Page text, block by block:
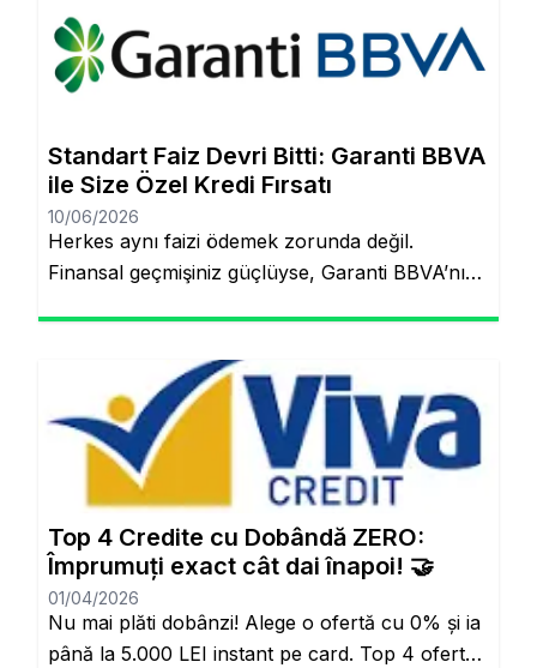
artık çok daha kolay! Şubeye gitmenize veya
tomarla evrak imzalamanıza gerek kalmadan,
Garanti BBVA’nın dijital müşteri olma
saniyeler içinde hesabınıza yatmasını
sağlayabilirsiniz. İşte pürüzsüz bir deneyim için
Standart Faiz Devri Bitti: Garanti BBVA
ile Size Özel Kredi Fırsatı
10/06/2026
Herkes aynı faizi ödemek zorunda değil.
Finansal geçmişiniz güçlüyse, Garanti BBVA’nın
Aynı sayfada kalacaksınız. Standart Kredi
Anlayışı Tarih Oluyor: Başkalarının Finansal
Riskini Neden Siz Üstlenesiniz? Yıllardır
bankacılık sektöründe adil olmayan bir durum
söz konusuydu: Borçlarını düzenli ödeyenlerle
sürekli aksatanlar aynı faiz yükünü
omuzluyordu. Ancak günümüzde teknoloji […]
Top 4 Credite cu Dobândă ZERO:
Împrumuți exact cât dai înapoi! 🤝
01/04/2026
Nu mai plăti dobânzi! Alege o ofertă cu 0% și ia
până la 5.000 LEI instant pe card. Top 4 oferte